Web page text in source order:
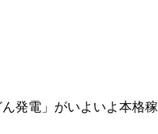
発電」がいよいよ本格稼